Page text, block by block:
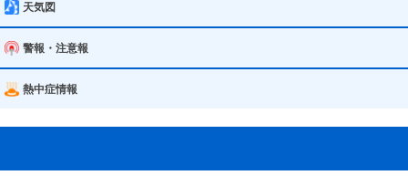
天気図
警報・注意報
熱中症情報